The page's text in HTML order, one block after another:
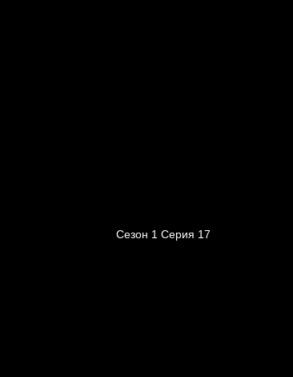
Сезон 1 Серия 17